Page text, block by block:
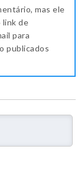
mas ele
link de
para
publicados